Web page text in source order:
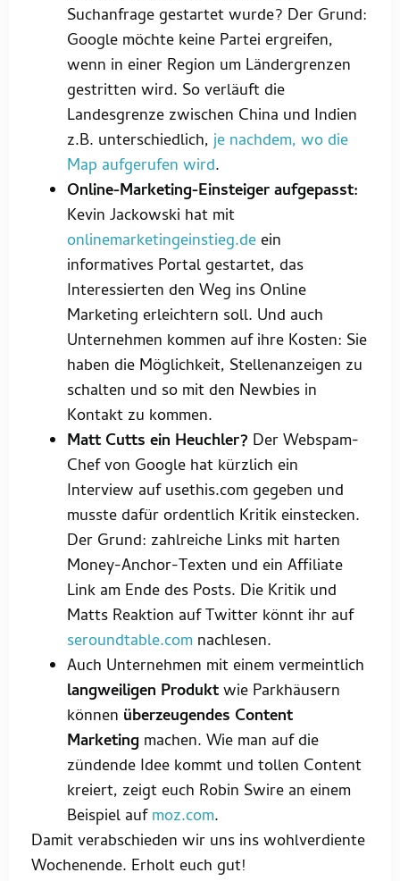
Suchanfrage gestartet wurde? Der Grund:
Google möchte keine Partei ergreifen,
wenn in einer Region um Ländergrenzen
gestritten wird. So verläuft die
Landesgrenze zwischen China und Indien
z.B. unterschiedlich, je nachdem, wo die
Map aufgerufen wird.
Online-Marketing-Einsteiger aufgepasst:
Kevin Jackowski hat mit
onlinemarketingeinstieg.deein
informatives Portal gestartet, das
Interessierten den Weg ins Online
Marketing erleichtern soll. Und auch
Unternehmen kommen auf ihre Kosten: Sie
haben die Möglichkeit, Stellenanzeigen zu
schalten und so mit den Newbies in
Kontakt zu kommen.
Matt Cutts ein Heuchler? Der Webspam-
Chef von Google hat kürzlich ein
Interview auf usethis.com gegeben und
musste dafür ordentlich Kritik einstecken.
Der Grund: zahlreiche Links mit harten
Money-Anchor-Texten und ein Affiliate
Link am Ende des Posts. Die Kritik und
Matts Reaktion auf Twitter könnt ihr auf
seroundtable.com nachlesen.
Auch Unternehmen mit einem vermeintlich
langweiligen Produktwie Parkhäusern
können überzeugendes Content
Marketing machen. Wie man auf die
zündende Idee kommt und tollen Content
kreiert, zeigt euch Robin Swire an einem
Beispiel aufmoz.com.
Damit verabschieden wir uns ins wohlverdiente
Wochenende. Erholt euch gut!